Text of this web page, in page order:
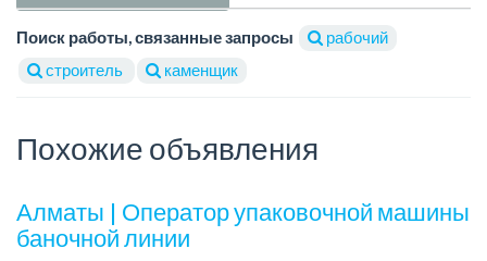
Поиск работы, связанные запросы
рабочий
строитель
каменщик
Похожие объявления
Алматы | Оператор упаковочной машины
баночной линии